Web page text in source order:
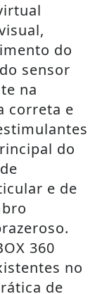
do
sensor
na
correta e
do
e de
360
no
de